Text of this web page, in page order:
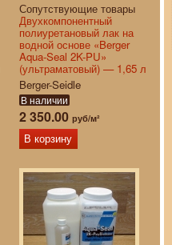
Сопутствующие товары
Двухкомпонентный
полиуретановый лак на
водной основе «Berger
Aqua-Seal 2K-PU»
(ультраматовый) — 1,65 л
Berger-Seidle
В наличии
2 350.00 руб/м²
В корзину